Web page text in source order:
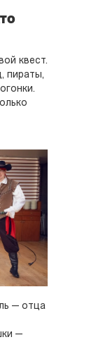
квест.
пираты,
— отца
—